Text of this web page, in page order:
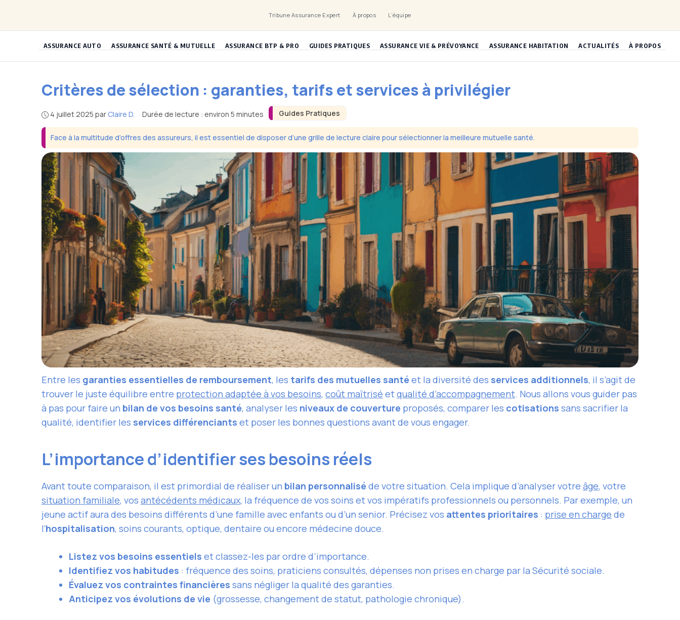
contenu
Tribune Assurance Expert À propos L’équipe
ASSURANCE AUTO ASSURANCE SANTÉ & MUTUELLE ASSURANCE BTP & PRO GUIDES PRATIQUES ASSURANCE VIE & PRÉVOYANCE ASSURANCE HABITATION ACTUALITÉS À PROPOS
Guides Pratiques
Critères de sélection : garanties, tarifs et services à privilégier
4 juillet 2025 par Claire D. · Durée de lecture : environ 5 minutes
Face à la multitude d’offres des assureurs, il est essentiel de disposer d’une grille de lecture claire pour sélectionner la meilleure mutuelle santé.
Entre les garanties essentielles de remboursement, les tarifs des mutuelles santé et la diversité des services additionnels, il s’agit de
trouver le juste équilibre entre protection adaptée à vos besoins, coût maîtrisé etqualité d’accompagnement. Nous allons vous guider pas
à pas pour faire un bilan de vos besoins santé, analyser les niveaux de couverture proposés, comparer les cotisations sans sacrifier la
qualité, identifier les services différenciants et poser les bonnes questions avant de vous engager.
L’importance d’identifier ses besoins réels
Avant toute comparaison, il est primordial de réaliser un bilan personnalisé de votre situation. Cela implique d’analyser votre âge, votre
situation familiale, vos antécédents médicaux, la fréquence de vos soins et vos impératifs professionnels ou personnels. Par exemple, un
jeune actif aura des besoins différents d’une famille avec enfants ou d’un senior. Précisez vos attentes prioritaires : prise en charge de
l’hospitalisation, soins courants, optique, dentaire ou encore médecine douce.
Listez vos besoins essentiels et classez-les par ordre d’importance.
Identifiez vos habitudes : fréquence des soins, praticiens consultés, dépenses non prises en charge par la Sécurité sociale.
Évaluez vos contraintes financières sans négliger la qualité des garanties.
Anticipez vos évolutions de vie (grossesse, changement de statut, pathologie chronique).